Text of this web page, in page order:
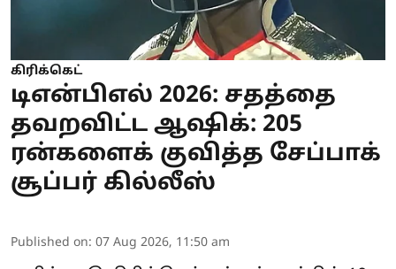
கிரிக்கெட்
டிஎன்பிஎல் 2026: சதத்தை
தவறவிட்ட ஆஷிக்: 205
ரன்களைக் குவித்த சேப்பாக்
சூப்பர் கில்லீஸ்
Published on: 07 Aug 2026, 11:50 am